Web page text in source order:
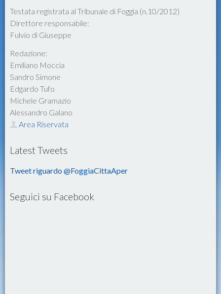
Testata registrata al Tribunale di Foggia (n.10/2012)
Direttore responsabile:
Fulvio di Giuseppe
Redazione:
Emiliano Moccia
Sandro Simone
Edgardo Tufo
Michele Gramazio
Alessandro Galano
Area Riservata
Latest Tweets
Tweet riguardo @FoggiaCittaAper
Seguici su Facebook